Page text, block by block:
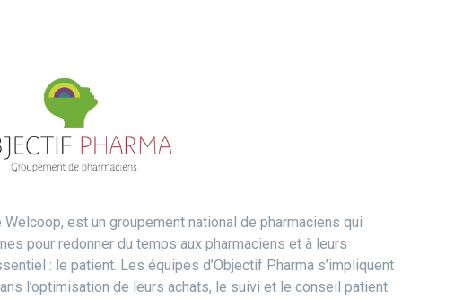
est un groupement national de pharmaciens qui
pour redonner du temps aux pharmaciens et à leurs
: le patient. Les équipes d’Objectif Pharma s’impliquent
l’optimisation de leurs achats, le suivi et le conseil patient